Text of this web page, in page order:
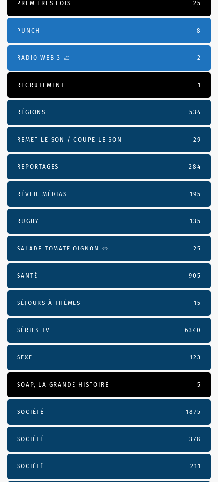
PREMIÈRES FOIS 25
PUNCH 8
RADIO WEB 3 📈 2
RECRUTEMENT 1
RÉGIONS 534
REMET LE SON / COUPE LE SON 29
REPORTAGES 284
RÉVEIL MÉDIAS 195
RUGBY 135
SALADE TOMATE OIGNON 🥙 25
SANTÉ 905
SÉJOURS À THÈMES 15
SÉRIES TV 6340
SEXE 123
SOAP, LA GRANDE HISTOIRE 5
SOCIÉTÉ 1875
SOCIÉTÉ 378
SOCIÉTÉ 211